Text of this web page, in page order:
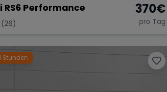
RS6 Performance
(26)
370€
pro Tag
Stunden